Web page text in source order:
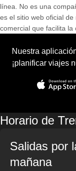
línea. No es una
es el sitio web oficial
comercial que facilita la
Nuestra
¡planificar viajes
Horario de
Salidas por
mañana